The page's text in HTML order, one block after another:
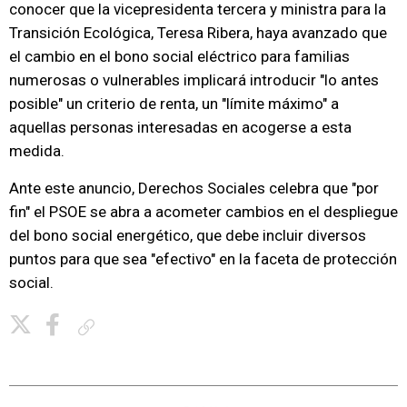
conocer que la vicepresidenta tercera y ministra para la
Transición Ecológica, Teresa Ribera, haya avanzado que
el cambio en el bono social eléctrico para familias
numerosas o vulnerables implicará introducir "lo antes
posible" un criterio de renta, un "límite máximo" a
aquellas personas interesadas en acogerse a esta
medida.
Ante este anuncio, Derechos Sociales celebra que "por
fin" el PSOE se abra a acometer cambios en el despliegue
del bono social energético, que debe incluir diversos
puntos para que sea "efectivo" en la faceta de protección
social.